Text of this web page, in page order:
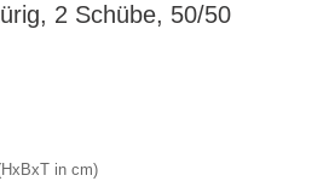
2 Schübe, 50/50
in cm)